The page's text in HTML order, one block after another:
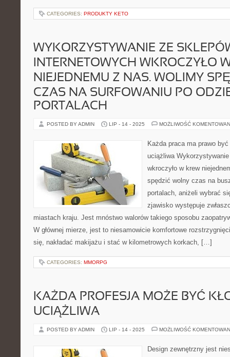
CATEGORIES: PRODUKTY KETO
WYKORZYSTYWANIE ZE
INTERNETOWYCH WKROCZYŁO
NIEJEDNEMU Z NAS. WOLIMY
CZAS NA SURFOWANIU PO
PORTALACH
POSTED BY ADMIN LIP - 14 - 2025 MOŻLIWOŚĆ
Każda praca ma prawo
uciążliwa
wkroczyło w krew
spędzić wolny czas na
portalach, aniżeli wybrać
zjawisko występuje
miastach kraju. Jest mnóstwo walorów takiego sposobu
W głównej mierze, jest to niesamowicie komfortowe
się, nakładać makijażu i stać w kilometrowych korkach, […]
CATEGORIES: MMORPG
KAŻDA PROFESJA MOŻE BYĆ
UCIĄŻLIWA
POSTED BY ADMIN LIP - 14 - 2025 MOŻLIWOŚĆ
Design zewnętrzny jest